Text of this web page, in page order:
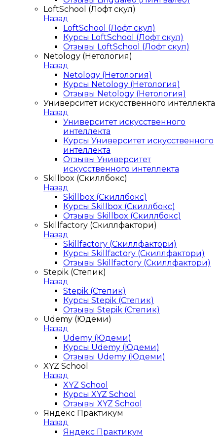
LoftSchool (Лофт скул)
Назад
LoftSchool (Лофт скул)
Курсы LoftSchool (Лофт скул)
Отзывы LoftSchool (Лофт скул)
Netology (Нетология)
Назад
Netology (Нетология)
Курсы Netology (Нетология)
Отзывы Netology (Нетология)
Университет искусственного интеллекта
Назад
Университет искусственного
интеллекта
Курсы Университет искусственного
интеллекта
Отзывы Университет
искусственного интеллекта
Skillbox (Скиллбокс)
Назад
Skillbox (Скиллбокс)
Курсы Skillbox (Скиллбокс)
Отзывы Skillbox (Скиллбокс)
Skillfactory (Скиллфактори)
Назад
Skillfactory (Скиллфактори)
Курсы Skillfactory (Скиллфактори)
Отзывы Skillfactory (Скиллфактори)
Stepik (Степик)
Назад
Stepik (Степик)
Курсы Stepik (Степик)
Отзывы Stepik (Степик)
Udemy (Юдеми)
Назад
Udemy (Юдеми)
Курсы Udemy (Юдеми)
Отзывы Udemy (Юдеми)
XYZ School
Назад
XYZ School
Курсы XYZ School
Отзывы XYZ School
Яндекс Практикум
Назад
Яндекс Практикум